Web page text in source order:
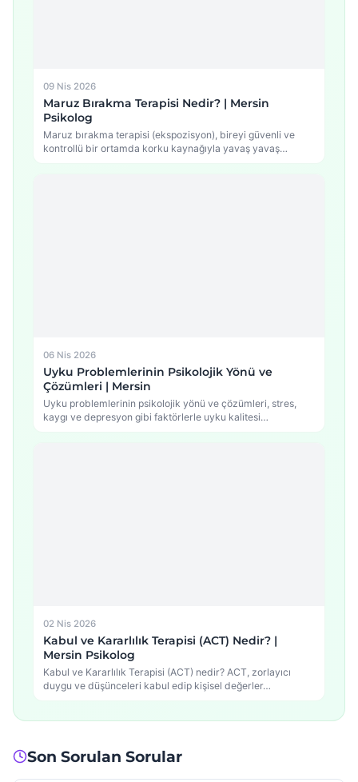
09 Nis 2026
Maruz Bırakma Terapisi Nedir? | Mersin
Psikolog
Maruz bırakma terapisi (ekspozisyon), bireyi güvenli ve
kontrollü bir ortamda korku kaynağıyla yavaş yavaş
06 Nis 2026
Uyku Problemlerinin Psikolojik Yönü ve
Çözümleri | Mersin
Uyku problemlerinin psikolojik yönü ve çözümleri, stres,
kaygı ve depresyon gibi faktörlerle uyku kalitesi
02 Nis 2026
Kabul ve Kararlılık Terapisi (ACT) Nedir? |
Mersin Psikolog
Kabul ve Kararlılık Terapisi (ACT) nedir? ACT, zorlayıcı
duygu ve düşünceleri kabul edip kişisel değerler…
Son Sorulan Sorular